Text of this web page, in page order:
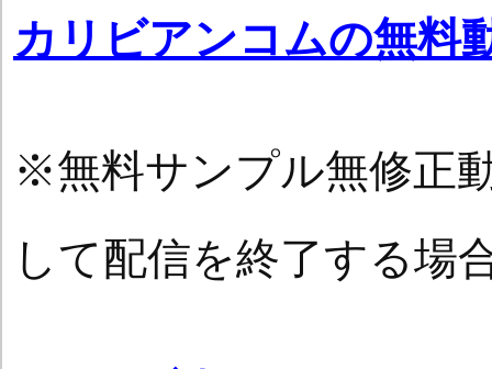
カリビアンコムの無料
※無料サンプル無修正
して配信を終了する場